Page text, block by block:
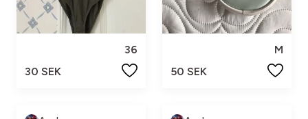
36
30 SEK
M
50 SEK